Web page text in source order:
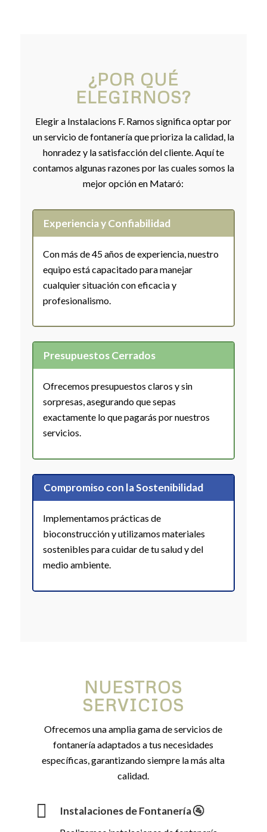
¿POR QUÉ
ELEGIRNOS?
Elegir a Instalacions F. Ramos significa optar por
un servicio de fontanería que prioriza la calidad, la
honradez y la satisfacción del cliente. Aquí te
contamos algunas razones por las cuales somos la
mejor opción en Mataró:
Experiencia y Confiabilidad
Con más de 45 años de experiencia, nuestro
equipo está capacitado para manejar
cualquier situación con eficacia y
profesionalismo.
Presupuestos Cerrados
Ofrecemos presupuestos claros y sin
sorpresas, asegurando que sepas
exactamente lo que pagarás por nuestros
servicios.
Compromiso con la Sostenibilidad
Implementamos prácticas de
bioconstrucción y utilizamos materiales
sostenibles para cuidar de tu salud y del
medio ambiente.
NUESTROS
SERVICIOS
Ofrecemos una amplia gama de servicios de
fontanería adaptados a tus necesidades
específicas, garantizando siempre la más alta
calidad.
Instalaciones de Fontanería 🚰